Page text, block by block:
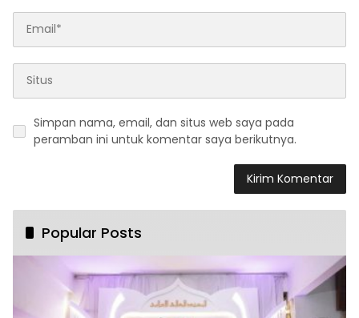
Simpan nama, email, dan situs web saya pada
peramban ini untuk komentar saya berikutnya.
Popular Posts